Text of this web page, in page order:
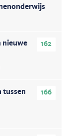
162
nieuwe
166
tussen